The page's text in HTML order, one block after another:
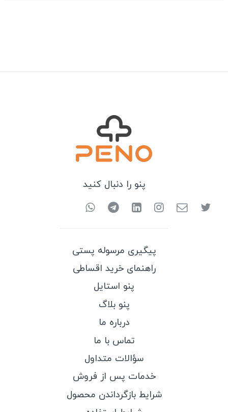
پنو را دنبال کنید
پیگیری مرسوله پستی
راهنمای خرید اقساطی
پنو استایل
پنو بلاگ
درباره ما
تماس با ما
سؤالات متداول
خدمات پس از فروش
شرایط بازگرداندن محصول